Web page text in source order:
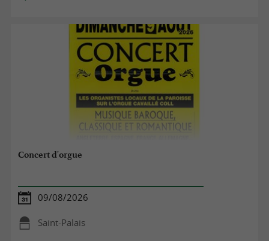
Concert d'orgue
09/08/2026
Saint-Palais